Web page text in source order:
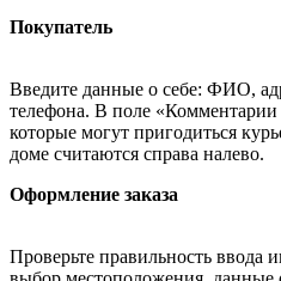
Покупатель
Введите данные о себе: ФИО,
телефона. В поле «Комментарии
которые могут пригодиться
доме считаются справа налево.
Оформление заказа
Проверьте правильность ввода